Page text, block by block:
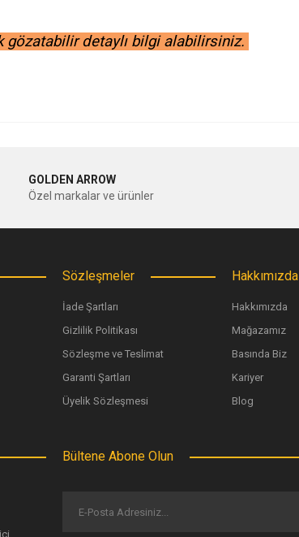
gözatabilir detaylı bilgi alabilirsiniz.
GOLDEN ARROW
Özel markalar ve ürünler
Sözleşmeler
İade Şartları
Gizlilik Politikası
Sözleşme ve Teslimat
Garanti Şartları
Üyelik Sözleşmesi
Hakkımızda
Hakkımızda
Mağazamız
Basında Biz
Kariyer
Blog
Bültene Abone Olun